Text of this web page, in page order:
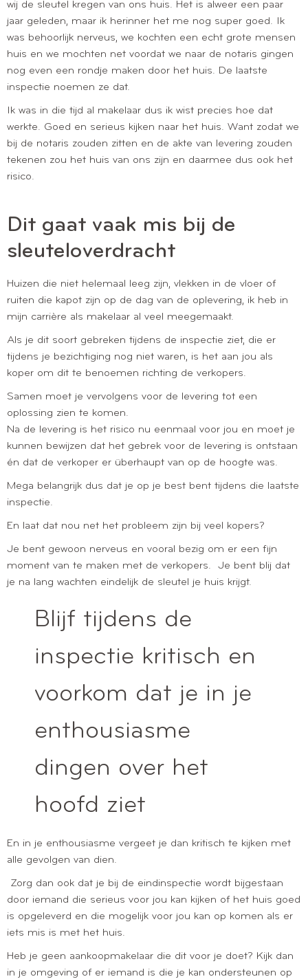
wij de sleutel kregen van ons huis. Het is alweer een paar
jaar geleden, maar ik herinner het me nog super goed. Ik
was behoorlijk nerveus, we kochten een echt grote mensen
huis en we mochten net voordat we naar de notaris gingen
nog even een rondje maken door het huis. De laatste
inspectie noemen ze dat.
Ik was in die tijd al makelaar dus ik wist precies hoe dat
werkte. Goed en serieus kijken naar het huis. Want zodat we
bij de notaris zouden zitten en de akte van levering zouden
tekenen zou het huis van ons zijn en daarmee dus ook het
risico.
Dit gaat vaak mis bij de
sleuteloverdracht
Huizen die niet helemaal leeg zijn, vlekken in de vloer of
ruiten die kapot zijn op de dag van de oplevering, ik heb in
mijn carrière als makelaar al veel meegemaakt.
Als je dit soort gebreken tijdens de inspectie ziet, die er
tijdens je bezichtiging nog niet waren, is het aan jou als
koper om dit te benoemen richting de verkopers.
Samen moet je vervolgens voor de levering tot een
oplossing zien te komen.
Na de levering is het risico nu eenmaal voor jou en moet je
kunnen bewijzen dat het gebrek voor de levering is ontstaan
én dat de verkoper er überhaupt van op de hoogte was.
Mega belangrijk dus dat je op je best bent tijdens die laatste
inspectie.
En laat dat nou net het probleem zijn bij veel kopers?
Je bent gewoon nerveus en vooral bezig om er een fijn
moment van te maken met de verkopers. Je bent blij dat
je na lang wachten eindelijk de sleutel je huis krijgt.
Blijf tijdens de
inspectie kritisch en
voorkom dat je in je
enthousiasme
dingen over het
hoofd ziet
En in je enthousiasme vergeet je dan kritisch te kijken met
alle gevolgen van dien.
Zorg dan ook dat je bij de eindinspectie wordt bijgestaan
door iemand die serieus voor jou kan kijken of het huis goed
is opgeleverd en die mogelijk voor jou kan op komen als er
iets mis is met het huis.
Heb je geen aankoopmakelaar die dit voor je doet? Kijk dan
in je omgeving of er iemand is die je kan ondersteunen op